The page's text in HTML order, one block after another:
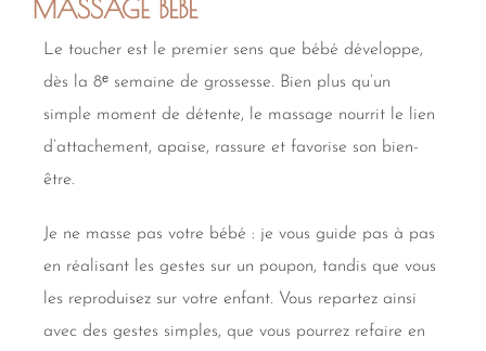
MASSAGE BÉBÉ
Le toucher est le premier sens que bébé développe,
dès la 8ᵉ semaine de grossesse. Bien plus qu’un
simple moment de détente, le massage nourrit le lien
d’attachement, apaise, rassure et favorise son bien-
être.
Je ne masse pas votre bébé : je vous guide pas à pas
en réalisant les gestes sur un poupon, tandis que vous
les reproduisez sur votre enfant. Vous repartez ainsi
avec des gestes simples, que vous pourrez refaire en